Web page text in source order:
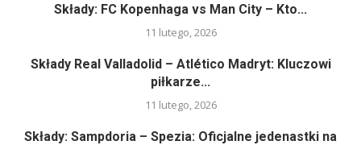
Składy: FC Kopenhaga vs Man City – Kto...
11 lutego, 2026
Składy Real Valladolid – Atlético Madryt: Kluczowi
piłkarze...
11 lutego, 2026
Składy: Sampdoria – Spezia: Oficjalne jedenastki na